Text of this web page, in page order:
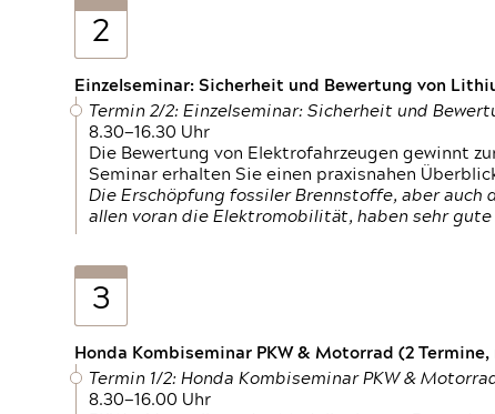
2
Einzelseminar: Sicherheit und Bewertung von
Termin 2/2: Einzelseminar: Sicherheit und
8.30—16.30 Uhr
Die Bewertung von Elektrofahrzeugen gewinnt
Seminar erhalten Sie einen praxisnahen
Die Erschöpfung fossiler Brennstoffe, aber
allen voran die Elektromobilität, haben sehr
3
Honda Kombiseminar PKW & Motorrad (2
Termin 1/2: Honda Kombiseminar PKW &
8.30—16.00 Uhr